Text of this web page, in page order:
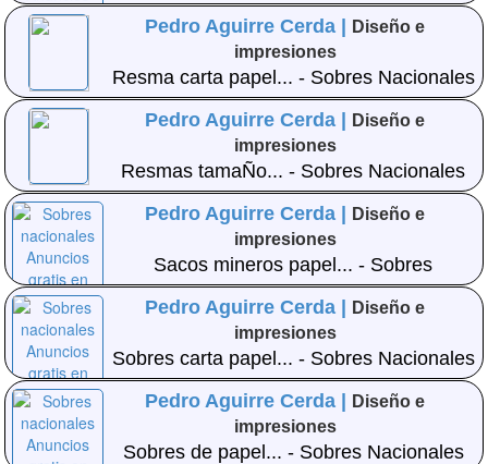
Pedro Aguirre Cerda |
Diseño e
impresiones
Resma carta papel... - Sobres Nacionales
Pedro Aguirre Cerda |
Diseño e
impresiones
Resmas tamaÑo... - Sobres Nacionales
Pedro Aguirre Cerda |
Diseño e
impresiones
Sacos mineros papel... - Sobres
Nacionales
Pedro Aguirre Cerda |
Diseño e
impresiones
Sobres carta papel... - Sobres Nacionales
Pedro Aguirre Cerda |
Diseño e
impresiones
Sobres de papel... - Sobres Nacionales